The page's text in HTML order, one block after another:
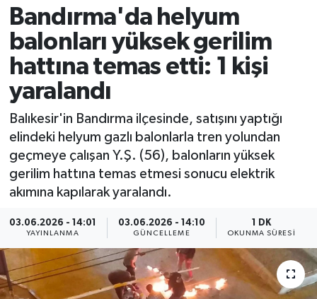
Bandırma'da helyum
balonları yüksek gerilim
hattına temas etti: 1 kişi
yaralandı
Balıkesir'in Bandırma ilçesinde, satışını yaptığı
elindeki helyum gazlı balonlarla tren yolundan
geçmeye çalışan Y.Ş. (56), balonların yüksek
gerilim hattına temas etmesi sonucu elektrik
akımına kapılarak yaralandı.
03.06.2026 - 14:01
YAYINLANMA
03.06.2026 - 14:10
GÜNCELLEME
1 DK
OKUNMA SÜRESI
Rize Jandarma Komutanlığı
Bilim Teknoloji
Bölge
Advertising news
Canlı Maç
ÇEVRE
Dış Haberler
Dünya
EĞİTİM
Süper Lig Puan Durumu ve Fikstür
Tüm Manşetler
Son Dakika Haberleri
Haber Arşivi